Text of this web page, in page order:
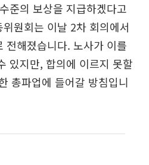
준의 보상을 지급하겠다고
원회는 이날 2차 회의에서
전해졌습니다. 노사가 이를
있지만, 합의에 이르지 못할
총파업에 들어갈 방침입니